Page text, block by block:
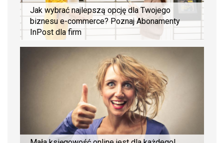
Jak wybrać najlepszą opcję dla Twojego
biznesu e-commerce? Poznaj Abonamenty
InPost dla firm